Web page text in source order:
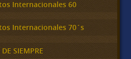
Internacionales 60
Internacionales 70´s
SIEMPRE